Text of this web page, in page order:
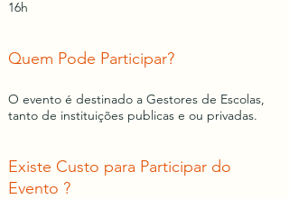
16h
Quem Pode Participar?
O evento é destinado a Gestores de Escolas,
tanto de instituições publicas e ou privadas.
Existe Custo para Participar do
Evento ?